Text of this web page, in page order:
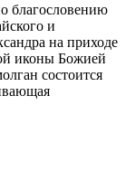
благословению
и
на приходе
иконы Божией
состоится